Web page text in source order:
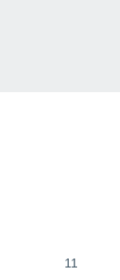
11